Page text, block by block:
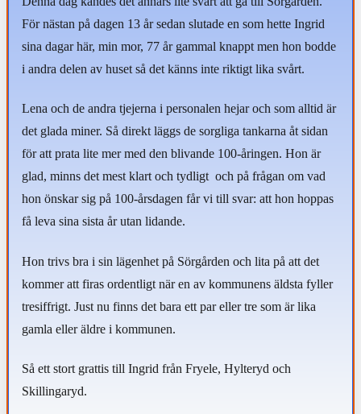
För nästan på dagen 13 år sedan slutade en som hette Ingrid
sina dagar här, min mor, 77 år gammal knappt men hon bodde
i andra delen av huset så det känns inte riktigt lika svårt.
Lena och de andra tjejerna i personalen hejar och som alltid är
det glada miner. Så direkt läggs de sorgliga tankarna åt sidan
för att prata lite mer med den blivande 100-åringen. Hon är
glad, minns det mest klart och tydligt och på frågan om vad
hon önskar sig på 100-årsdagen får vi till svar: att hon hoppas
få leva sina sista år utan lidande.
Hon trivs bra i sin lägenhet på Sörgården och lita på att det
kommer att firas ordentligt när en av kommunens äldsta fyller
tresiffrigt. Just nu finns det bara ett par eller tre som är lika
gamla eller äldre i kommunen.
Så ett stort grattis till Ingrid från Fryele, Hylteryd och
Skillingaryd.